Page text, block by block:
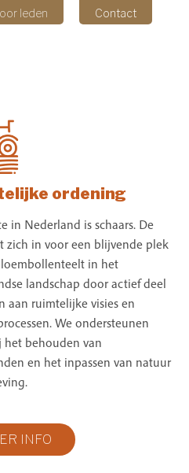
leden Contact
ordening
in Nederland is schaars. De
zich in voor een blijvende plek
in het
landschap door actief deel
aan ruimtelijke visies en
We ondersteunen
het behouden van
en het inpassen van natuur
INFO